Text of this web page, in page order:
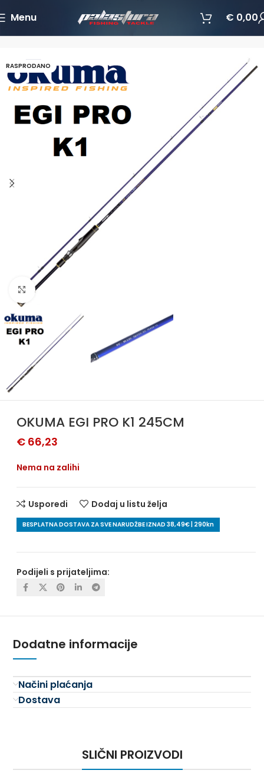
Menu € 0,00
RASPRODANO
Povećajte sliku
OKUMA EGI PRO K1 245CM
€ 66,23
Nema na zalihi
Usporedi Dodaj u listu želja
BESPLATNA DOSTAVA ZA SVE NARUDŽBE IZNAD 38,49€ | 290kn
Podijeli s prijateljima:
Dodatne informacije
Načini plaćanja
Dostava
SLIČNI PROIZVODI